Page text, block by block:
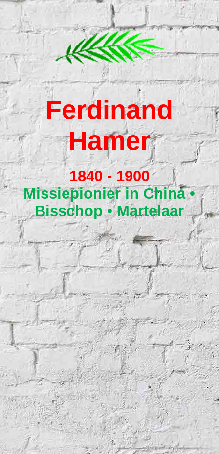
Ferdinand
Hamer
1840 - 1900
Missiepionier in China •
Bisschop • Martelaar
Home
Verre Streken
De 15
Ansichtkaarten uit de missie
Monument
Crypte
Woord en beeld
Animaties
Nieuw(s)
Over de website
Contact